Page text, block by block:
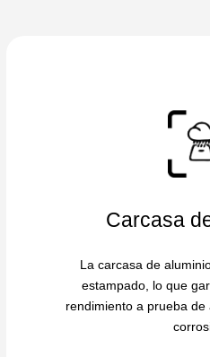
Carcasa
La carcasa de
estampado, lo que
rendimiento a prueba